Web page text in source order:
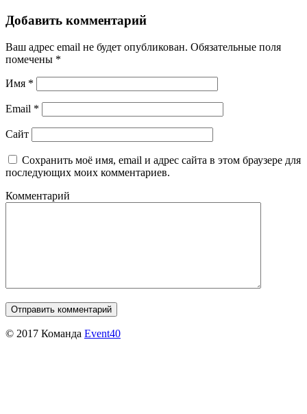
Добавить комментарий
Ваш адрес email не будет опубликован. Обязательные поля
помечены *
Имя *
Email *
Сайт
Сохранить моё имя, email и адрес сайта в этом браузере для
последующих моих комментариев.
Комментарий
© 2017 Команда Event40